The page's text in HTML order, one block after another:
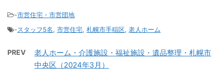
-市営住宅・市営団地
-スタッフ5名, 市営住宅, 札幌市手稲区, 老人ホーム
PREV
老人ホーム・介護施設・福祉施設・遺品整理・札幌市
中央区（2024年3月）